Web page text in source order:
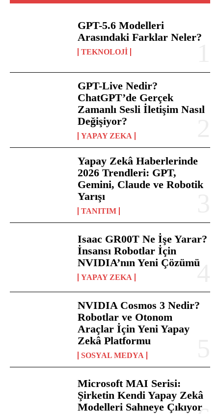
GPT-5.6 Modelleri
Arasındaki Farklar Neler?
TEKNOLOJI
GPT-Live Nedir?
ChatGPT’de Gerçek
Zamanlı Sesli İletişim Nasıl
Değişiyor?
YAPAY ZEKA
Yapay Zekâ Haberlerinde
2026 Trendleri: GPT,
Gemini, Claude ve Robotik
Yarışı
TANITIM
Isaac GR00T Ne İşe Yarar?
İnsansı Robotlar İçin
NVIDIA’nın Yeni Çözümü
YAPAY ZEKA
NVIDIA Cosmos 3 Nedir?
Robotlar ve Otonom
Araçlar İçin Yeni Yapay
Zekâ Platformu
SOSYAL MEDYA
Microsoft MAI Serisi:
Şirketin Kendi Yapay Zekâ
Modelleri Sahneye Çıkıyor